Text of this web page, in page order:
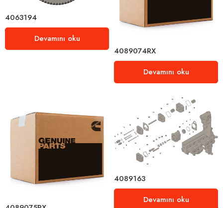
4063194
Devamını oku
4089074RX
Devamını oku
4089163
Devamını oku